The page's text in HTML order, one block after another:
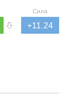
Сила
+11.24